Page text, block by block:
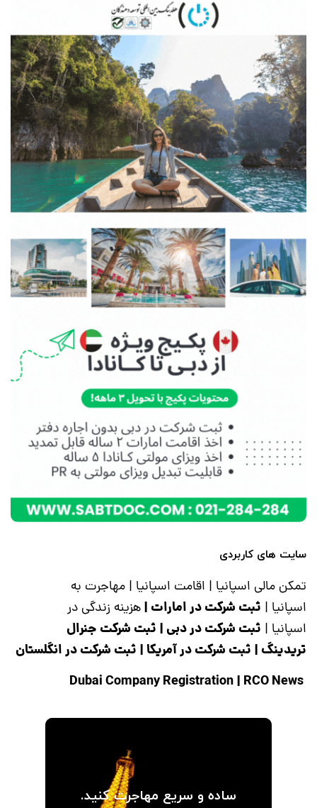
سایت های کاربردی
تمکن مالی اسپانیا | اقامت اسپانیا | مهاجرت به
اسپانیا | ثبت شرکت در امارات |هزینه زندگی در
اسپانیا | ثبت شرکت در دبی | ثبت شرکت جنرال
تریدینگ | ثبت شرکت در آمریکا | ثبت شرکت در انگلستان
| RCO News
ساده و سریع مهاجرت کنید.